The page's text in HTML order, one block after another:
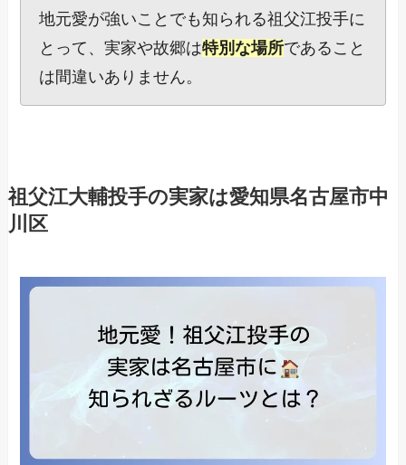
地元愛が強いことでも知られる祖父江投手に
とって、実家や故郷は特別な場所であること
は間違いありません。
祖父江大輔投手の実家は愛知県名古屋市中
川区